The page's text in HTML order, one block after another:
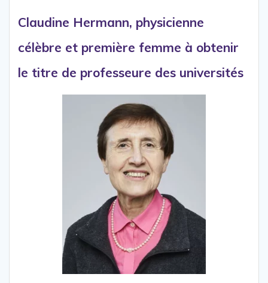
Claudine Hermann, physicienne
célèbre et première femme à obtenir
le titre de professeure des universités